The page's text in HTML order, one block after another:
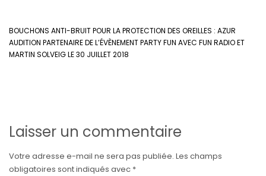
BOUCHONS ANTI-BRUIT POUR LA PROTECTION DES OREILLES : AZUR
AUDITION PARTENAIRE DE L’ÉVÈNEMENT PARTY FUN AVEC FUN RADIO ET
MARTIN SOLVEIG LE 30 JUILLET 2018
Laisser un commentaire
Votre adresse e-mail ne sera pas publiée. Les champs
obligatoires sont indiqués avec *